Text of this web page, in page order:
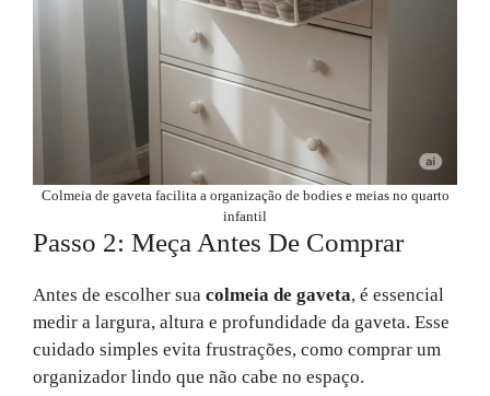
Colmeia de gaveta facilita a organização de bodies e meias no quarto
infantil
Passo 2: Meça Antes De Comprar
Antes de escolher sua colmeia de gaveta, é essencial
medir a largura, altura e profundidade da gaveta. Esse
cuidado simples evita frustrações, como comprar um
organizador lindo que não cabe no espaço.